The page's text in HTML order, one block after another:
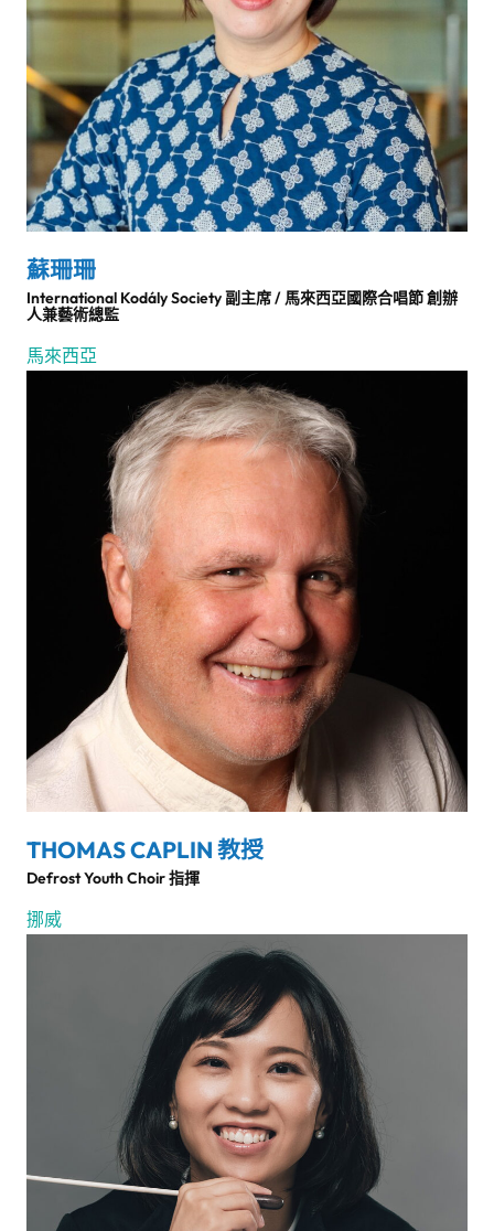
蘇珊珊
International Kodály Society 副主席 / 馬來西亞國際合唱節 創辦
人兼藝術總監
馬來西亞
THOMAS CAPLIN 教授
Defrost Youth Choir 指揮
挪威